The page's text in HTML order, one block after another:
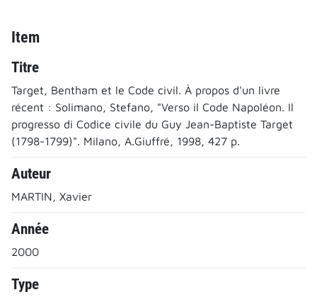
Item
Titre
Target, Bentham et le Code civil. À propos d'un livre
récent : Solimano, Stefano, "Verso il Code Napoléon. Il
progresso di Codice civile du Guy Jean-Baptiste Target
(1798-1799)". Milano, A.Giuffré, 1998, 427 p.
Auteur
MARTIN, Xavier
Année
2000
Type